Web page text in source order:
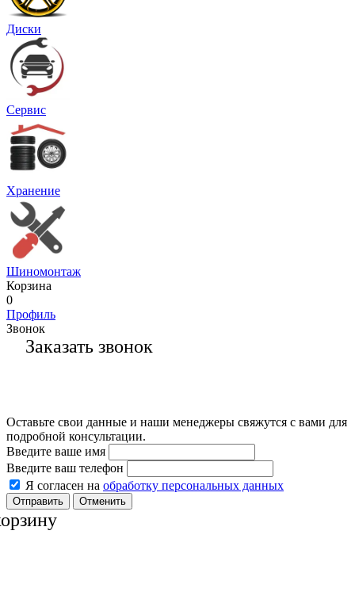
Диски
Сервис
Хранение
Шиномонтаж
Корзина
0
Профиль
Звонок
Заказать звонок
Оставьте свои данные и наши менеджеры свяжутся с вами для
подробной консультации.
Введите ваше имя
Введите ваш телефон
Я согласен на обработку персональных данных
Отменить